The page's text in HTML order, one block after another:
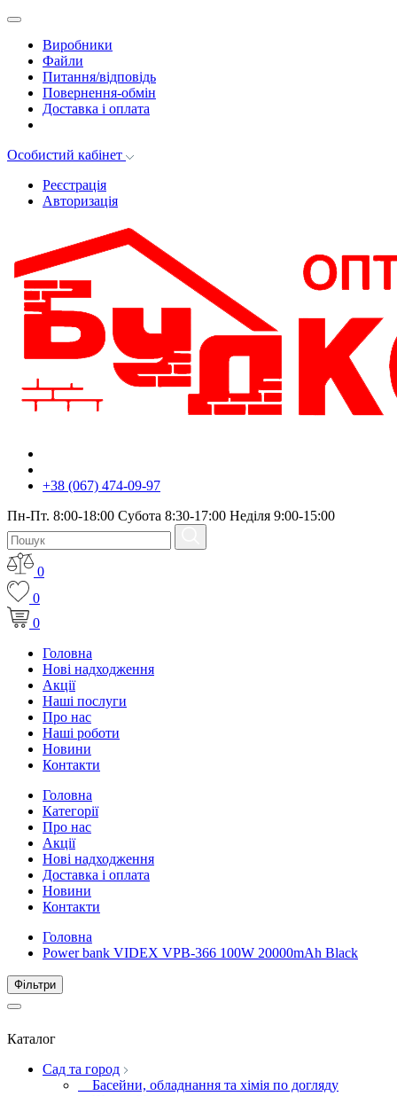
Виробники
Файли
Питання/відповідь
Повернення-обмін
Доставка і оплата
Особистий кабінет
Реєстрація
Авторизація
+38 (067) 474-09-97
Пн-Пт. 8:00-18:00 Субота 8:30-17:00 Неділя 9:00-15:00
0
0
0
Головна
Нові надходження
Акції
Наші послуги
Про нас
Наші роботи
Новини
Контакти
Головна
Категорії
Про нас
Акції
Нові надходження
Доставка і оплата
Новини
Контакти
Головна
Power bank VIDEX VPB-366 100W 20000mAh Black
Фiльтри
Каталог
Сад та город
Басейни, обладнання та хімія по догляду